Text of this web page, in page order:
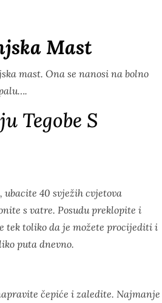
Mast
mast. Ona se nanosi na bolno
Tegobe S
40 svježih cvjetova
s vatre. Posudu preklopite i
tek toliko da je možete procijediti i
puta dnevno.
čepiće i zaledite. Najmanje